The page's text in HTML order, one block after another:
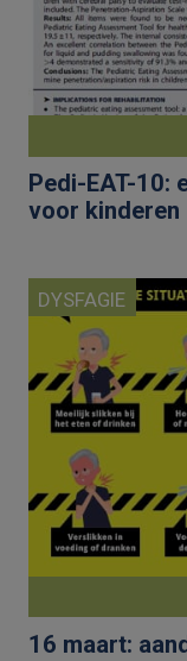
Pedi-EAT-10:
voor kinderen
DYSFAGIE
16 maart: